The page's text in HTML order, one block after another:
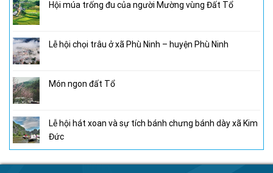
Hội múa trống đu của người Mường vùng Đất Tổ
Lễ hội chọi trâu ở xã Phù Ninh – huyện Phù Ninh
Món ngon đất Tổ
Lễ hội hát xoan và sự tích bánh chưng bánh dày xã Kim
Đức